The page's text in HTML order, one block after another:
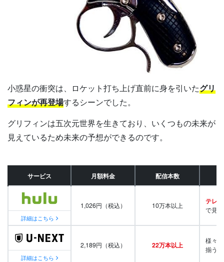
小惑星の衝突は、ロケット打ち上げ直前に身を引いたグリ
フィンが再登場するシーンでした。
グリフィンは五次元世界を生きており、いくつもの未来が
見えているため未来の予想ができるのです。
サービス 月額料金 配信本数
詳細はこちら
1,026円（税込） 10万本以上 テレビ
で見
詳細はこちら
2,189円（税込） 22万本以上
様々
揃う